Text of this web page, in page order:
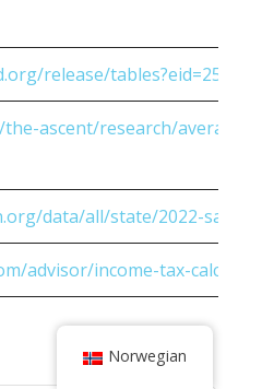
release/
ascent/research/average-
data/all/state/2022-sales-
advisor/income-tax-
Norwegian